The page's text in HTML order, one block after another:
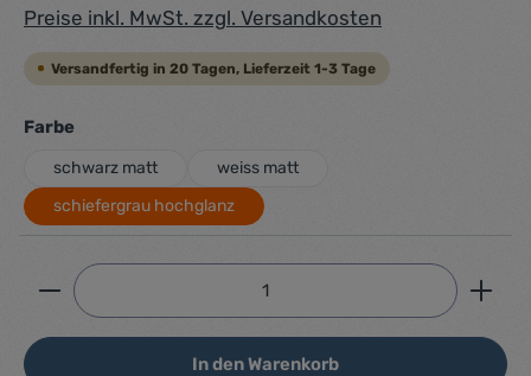
Preise inkl. MwSt. zzgl. Versandkosten
Versandfertig in 20 Tagen, Lieferzeit 1-3 Tage
Farbeauswählen
schwarz matt
weiss matt
schiefergrau hochglanz
Produkt Anzahl: Gib den gewünschten Wert ein
In den Warenkorb